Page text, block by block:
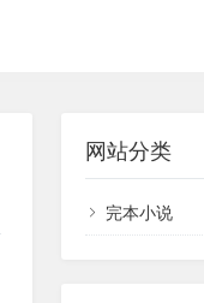
网站分类
完本小说